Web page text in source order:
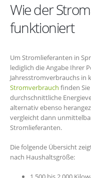
Wie der
funktioniert
Um Stromlieferanten in
lediglich die Angabe Ihrer
Jahresstromverbrauchs in
Stromverbrauch finden
durchschnittliche
alternativ ebenso
vergleicht dann
Stromlieferanten.
Die folgende Übersicht
nach Haushaltsgröße: